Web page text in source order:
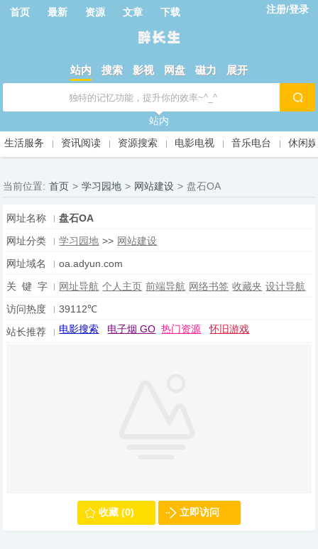
首页 最新 资源 文章 下载 注册/登录
站内 搜索 影视 网盘 磁力 展开
站内
生活服务
资讯阅读 资源搜索 电影电视 音乐电台 休闲
当前位置: 首页 > 学习园地 > 网站建设 > 盘石OA
网址名称
盘石OA
网址分类
学习园地 >> 网站建设
网址域名
oa.adyun.com
关 键 字
网址导航 个人主页 前端导航 网络书签 收藏夹 设计导航
访问热度
39112℃
站长推荐
电影搜索 电子烟 GO 热门资源 怀旧游戏
收藏 (0) 立即访问